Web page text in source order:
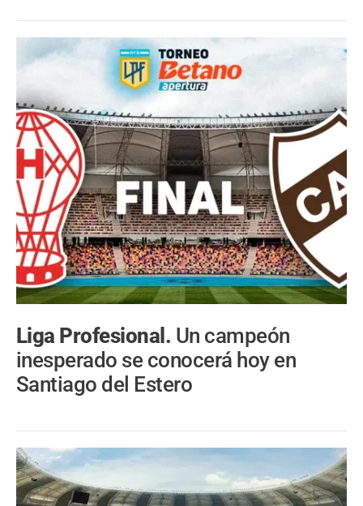
Liga Profesional. Un campeón
inesperado se conocerá hoy en
Santiago del Estero